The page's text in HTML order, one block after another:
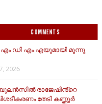
COMMENTS
എം ഡി എം എയുമായി മൂന്നു
2026
രാജേഷിൻ്റെ
തേടി കണ്ണൂർ